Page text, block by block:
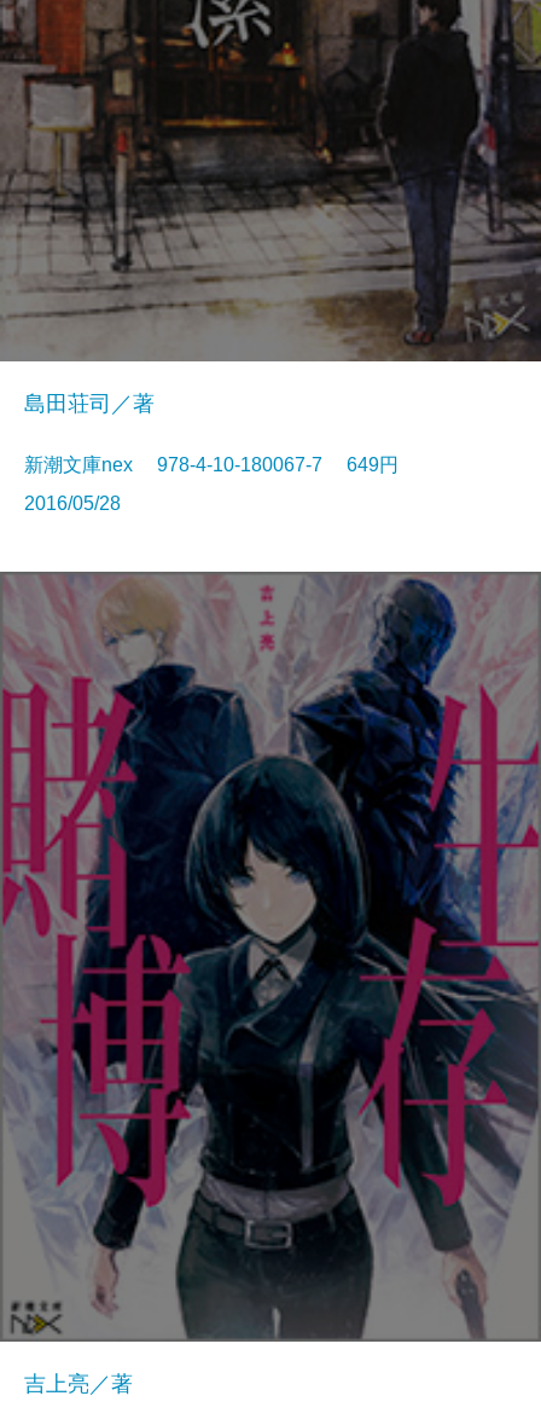
島田荘司／著
新潮文庫nex 978-4-10-180067-7 649円
2016/05/28
吉上亮／著